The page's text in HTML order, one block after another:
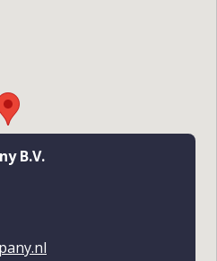
nodig?
0299-37 21 55
B.V.